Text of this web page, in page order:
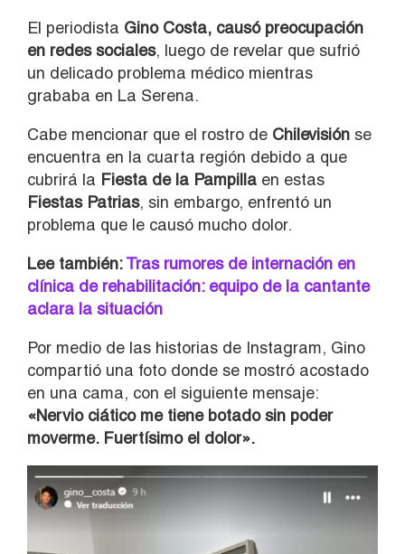
El periodista Gino Costa, causó preocupación
en redes sociales, luego de revelar que sufrió
un delicado problema médico mientras
grababa en La Serena.
Cabe mencionar que el rostro de Chilevisión se
encuentra en la cuarta región debido a que
cubrirá la Fiesta de la Pampilla en estas
Fiestas Patrias, sin embargo, enfrentó un
problema que le causó mucho dolor.
Lee también:Tras rumores de internación en
clínica de rehabilitación: equipo de la cantante
aclara la situación
Por medio de las historias de Instagram, Gino
compartió una foto donde se mostró acostado
en una cama, con el siguiente mensaje:
«Nervio ciático me tiene botado sin poder
moverme. Fuertísimo el dolor».